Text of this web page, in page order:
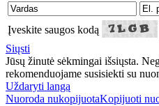
Įveskite saugos kodą
Siųsti
Jūsų žinutė sėkmingai išsiųsta.
rekomenduojame susisiekti su
Uždaryti langą
Nuoroda nukopijuotaKopijuoti